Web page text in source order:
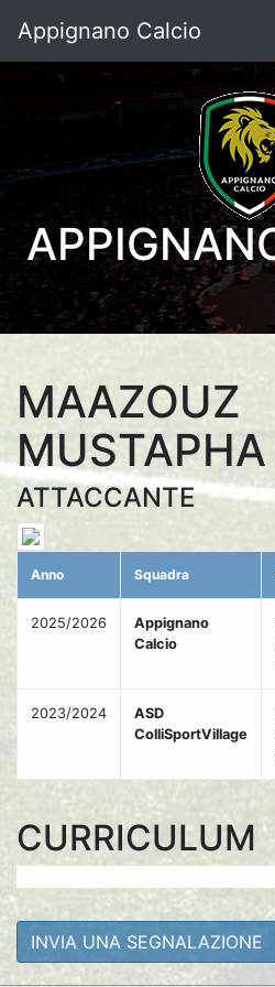
Appignano Calcio
MAAZOUZ
MUSTAPHA
ATTACCANTE
Anno Squadra
2025/2026
Appignano
Calcio
2023/2024
ASD
ColliSportVillage
CURRICULUM
INVIA UNA SEGNALAZIONE